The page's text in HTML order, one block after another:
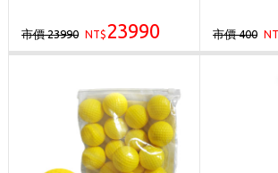
市價 23990 NT$ 23990 市價 400